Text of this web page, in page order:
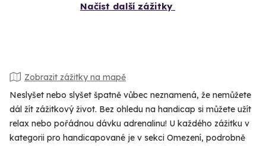
Načíst další zážitky
Zobrazit zážitky na mapě
Neslyšet nebo slyšet špatně vůbec neznamená, že nemůžete
dál žít zážitkový život. Bez ohledu na handicap si můžete užít
relax nebo pořádnou dávku adrenalinu! U každého zážitku v
kategorii pro handicapované je v sekci Omezení, podrobně